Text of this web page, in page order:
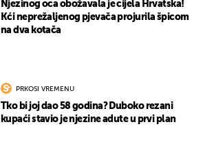
Njezinog oca obožavala je cijela Hrvatska!
Kći neprežaljenog pjevača projurila špicom
na dva kotača
PRKOSI VREMENU
Tko bi joj dao 58 godina? Duboko rezani
kupaći stavio je njezine adute u prvi plan